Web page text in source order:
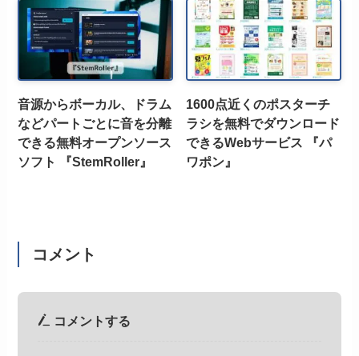
音源からボーカル、ドラム
などパートごとに音を分離
できる無料オープンソース
ソフト 『StemRoller』
1600点近くのポスターチ
ラシを無料でダウンロード
できるWebサービス 『パ
ワポン』
コメント
コメントする